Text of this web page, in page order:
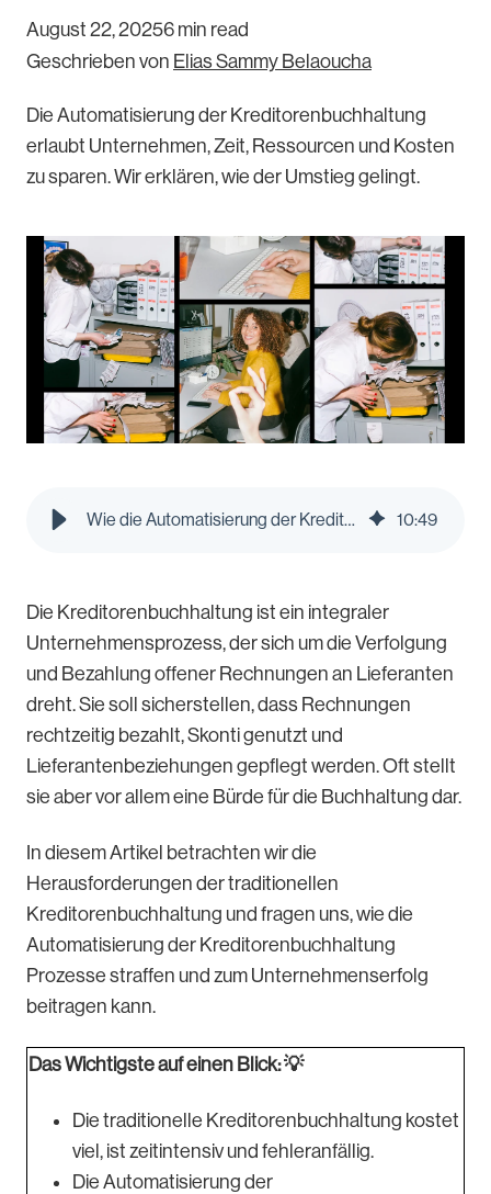
August 22, 20256 min read
Geschrieben von Elias Sammy Belaoucha
Die Automatisierung der Kreditorenbuchhaltung
erlaubt Unternehmen, Zeit, Ressourcen und Kosten
zu sparen. Wir erklären, wie der Umstieg gelingt.
Wie die Automatisierung der Kreditorenbuchhaltung zum Unternehmenserfolg beiträgt | Pleo Blog 10:49
Die Kreditorenbuchhaltung ist ein integraler
Unternehmensprozess, der sich um die Verfolgung
und Bezahlung offener Rechnungen an Lieferanten
dreht. Sie soll sicherstellen, dass Rechnungen
rechtzeitig bezahlt, Skonti genutzt und
Lieferantenbeziehungen gepflegt werden. Oft stellt
sie aber vor allem eine Bürde für die Buchhaltung dar.
In diesem Artikel betrachten wir die
Herausforderungen der traditionellen
Kreditorenbuchhaltung und fragen uns, wie die
Automatisierung der Kreditorenbuchhaltung
Prozesse straffen und zum Unternehmenserfolg
beitragen kann.
Das Wichtigste auf einen Blick: 💡
Die traditionelle Kreditorenbuchhaltung kostet
viel, ist zeitintensiv und fehleranfällig.
Die Automatisierung der